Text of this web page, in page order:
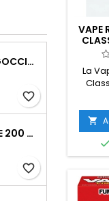
SPRUZZINO GOCCIA 55 ML
favorite_border
MOP COTONE 200 GR
favorite_border
VAPE
La
30 o
